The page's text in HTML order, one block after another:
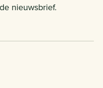
nieuwsbrief.